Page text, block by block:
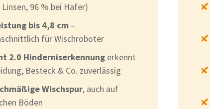
96 % bei Hafer)
bis 4,8 cm –
für Wischroboter
2.0 Hinderniserkennung erkennt
Besteck & Co. zuverlässig
Wischspur, auch auf
Böden